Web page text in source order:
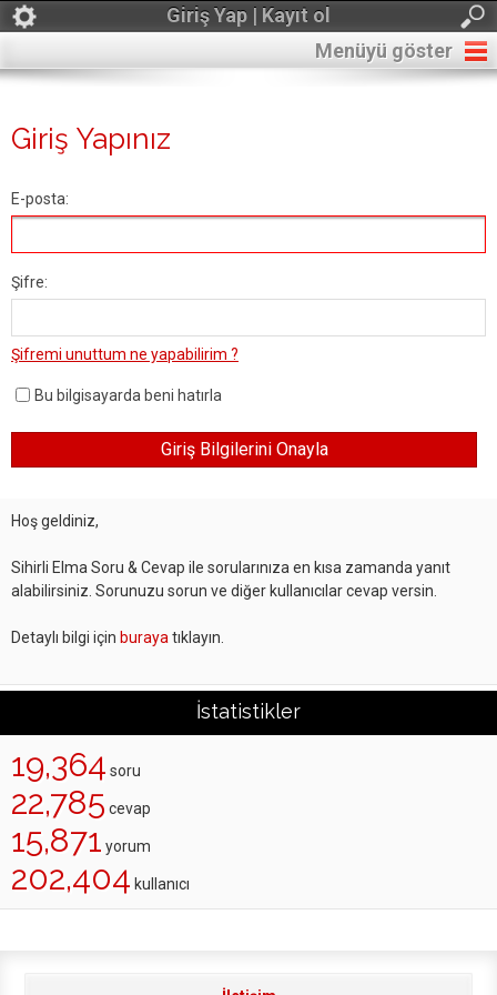
Giriş Yap | Kayıt ol
Menüyü göster
Giriş Yapınız
E-posta:
Şifre:
Şifremi unuttum ne yapabilirim ?
Bu bilgisayarda beni hatırla
Hoş geldiniz,
Sihirli Elma Soru & Cevap ile sorularınıza en kısa zamanda yanıt
alabilirsiniz. Sorunuzu sorun ve diğer kullanıcılar cevap versin.
Detaylı bilgi için buraya tıklayın.
İstatistikler
19,364 soru
22,785 cevap
15,871 yorum
202,404 kullanıcı